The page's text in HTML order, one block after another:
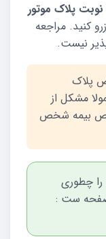
نوبت پلاک موتور
کنید. مراجعه
نیست.
پلاک
مشکل از
بیمه شخص
چطوری
صفحه ست :